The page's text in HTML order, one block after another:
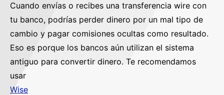
Cuando envías o recibes una transferencia wire con
tu banco, podrías perder dinero por un mal tipo de
cambio y pagar comisiones ocultas como resultado.
Eso es porque los bancos aún utilizan el sistema
antiguo para convertir dinero. Te recomendamos
usar
Wise